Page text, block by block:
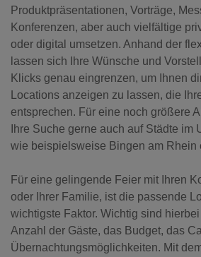
Produktpräsentationen, Vorträge,
Konferenzen, aber auch vielfältige
oder digital umsetzen. Anhand der
lassen sich Ihre Wünsche und
Klicks genau eingrenzen, um Ihnen
Locations anzeigen zu lassen, die
entsprechen. Für eine noch größere
Ihre Suche gerne auch auf Städte im
wie beispielsweise Bingen am Rhein
Für eine gelingende Feier mit Ihren
oder Ihrer Familie, ist die passende
wichtigste Faktor. Wichtig sind
Anzahl der Gäste, das Budget, das
Übernachtungsmöglichkeiten. Mit